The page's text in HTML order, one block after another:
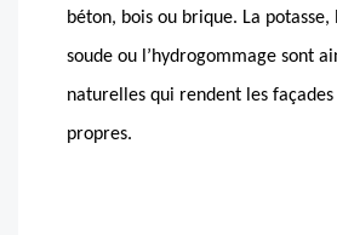
béton, bois ou brique. La potasse,
soude ou l’hydrogommage sont
naturelles qui rendent les
propres.